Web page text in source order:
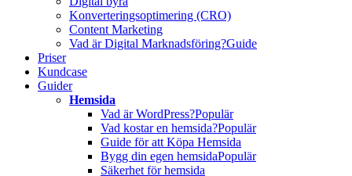
Konverteringsoptimering (CRO)
Content Marketing
Vad är Digital Marknadsföring?Guide
Priser
Kundcase
Guider
Hemsida
Vad är WordPress?Populär
Vad kostar en hemsida?Populär
Guide för att Köpa Hemsida
Bygg din egen hemsidaPopulär
Säkerhet för hemsida